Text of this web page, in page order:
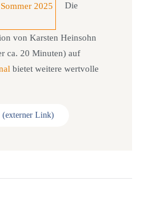
Die
von Karsten Heinsohn
ca. 20 Minuten) auf
bietet weitere wertvolle
(externer Link)